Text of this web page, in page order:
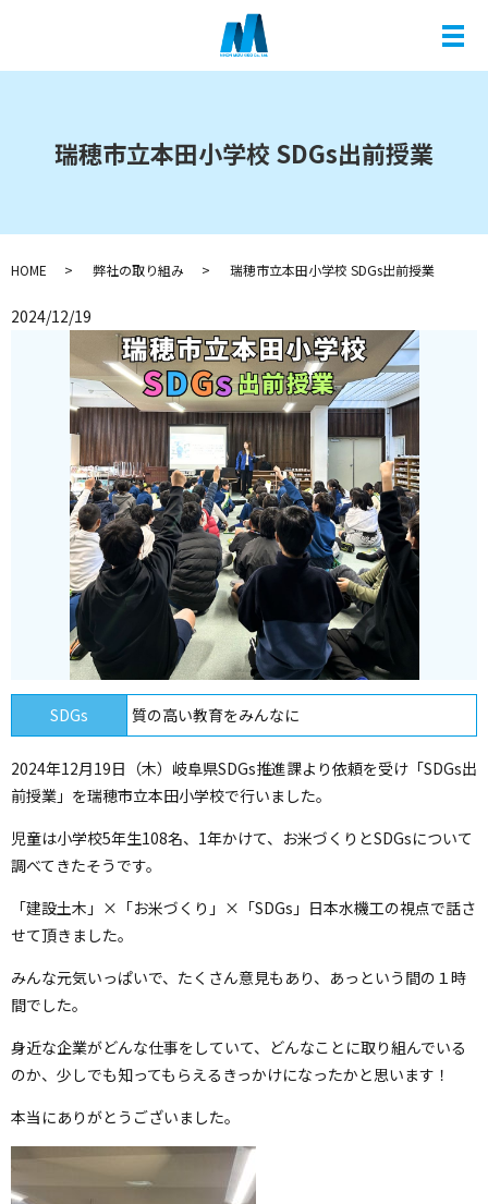
メ
瑞穂市立本田小学校 SDGs出前授業
HOME 弊社の取り組み 瑞穂市立本田小学校 SDGs出前授業
2024/12/19
SDGs 質の高い教育をみんなに
2024年12月19日（木）岐阜県SDGs推進課より依頼を受け「SDGs出
前授業」を瑞穂市立本田小学校で行いました。
児童は小学校5年生108名、1年かけて、お米づくりとSDGsについて
調べてきたそうです。
「建設土木」×「お米づくり」×「SDGs」日本水機工の視点で話さ
せて頂きました。
みんな元気いっぱいで、たくさん意見もあり、あっという間の１時
間でした。
身近な企業がどんな仕事をしていて、どんなことに取り組んでいる
のか、少しでも知ってもらえるきっかけになったかと思います！
本当にありがとうございました。